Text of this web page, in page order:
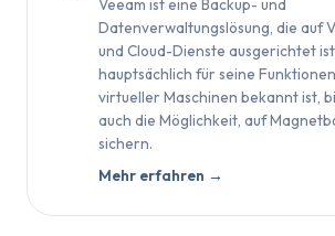
Veeam ist eine Backup- und
Datenverwaltungslösung, die auf
und Cloud-Dienste ausgerichtet
hauptsächlich für seine
virtueller Maschinen bekannt ist,
auch die Möglichkeit, auf
sichern.
Mehr erfahren →